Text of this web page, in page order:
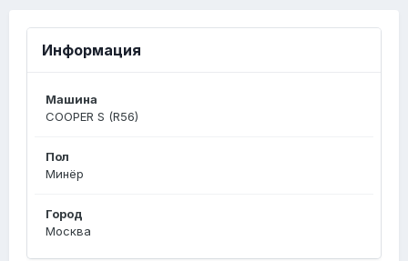
Информация
Машина
COOPER S (R56)
Пол
Минёр
Город
Москва